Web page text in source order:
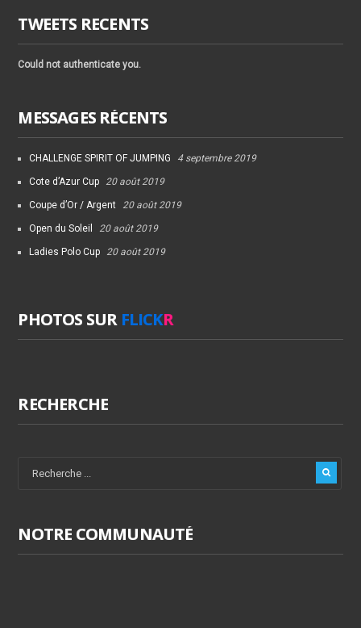
TWEETS RECENTS
Could not authenticate you.
MESSAGES RÉCENTS
CHALLENGE SPIRIT OF JUMPING 4 septembre 2019
Cote d’Azur Cup 20 août 2019
Coupe d’Or / Argent 20 août 2019
Open du Soleil 20 août 2019
Ladies Polo Cup 20 août 2019
PHOTOS SUR FLICKR
RECHERCHE
NOTRE COMMUNAUTÉ